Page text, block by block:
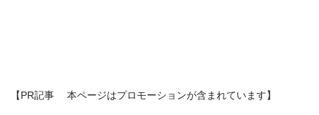
【PR記事 本ページはプロモーションが含まれています】